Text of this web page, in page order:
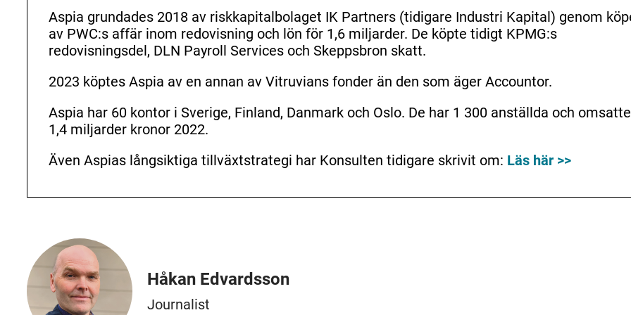
Aspia grundades 2018 av riskkapitalbolaget IK Partners (tidigare Industri Kapital) genom
av PWC:s affär inom redovisning och lön för 1,6 miljarder. De köpte tidigt KPMG:s
redovisningsdel, DLN Payroll Services och Skeppsbron skatt.
2023 köptes Aspia av en annan av Vitruvians fonder än den som äger Accountor.
Aspia har 60 kontor i Sverige, Finland, Danmark och Oslo. De har 1 300 anställda och omsatte
1,4 miljarder kronor 2022.
Även Aspias långsiktiga tillväxtstrategi har Konsulten tidigare skrivit om: Läs här >>
Håkan Edvardsson
Journalist